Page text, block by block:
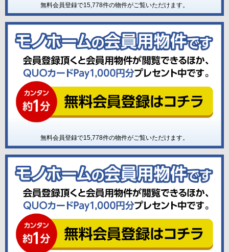
無料会員登録で15,778件の物件がご覧いただけます。
無料会員登録で15,778件の物件がご覧いただけます。